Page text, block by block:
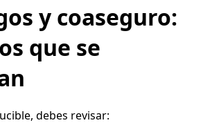
y coaseguro:
que se
debes revisar: